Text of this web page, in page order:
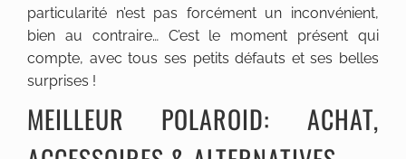
particularité n’est pas forcément un inconvénient,
bien au contraire… C’est le moment présent qui
compte, avec tous ses petits défauts et ses belles
surprises !
MEILLEUR POLAROID: ACHAT,